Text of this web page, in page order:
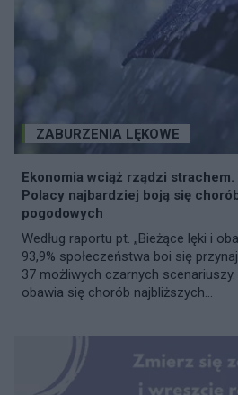
ZABURZENIA LĘKOWE
Ekonomia wciąż rządzi
Polacy najbardziej boją się
pogodowych
Według raportu pt. „Bieżące lęki i
93,9% społeczeństwa boi się
37 możliwych czarnych
obawia się chorób najbliższych...